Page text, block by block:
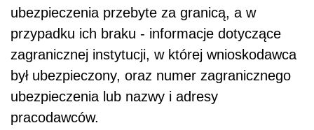
ubezpieczenia przebyte za granicą, a w
przypadku ich braku - informacje dotyczące
zagranicznej instytucji, w której wnioskodawca
był ubezpieczony, oraz numer zagranicznego
ubezpieczenia lub nazwy i adresy
pracodawców.